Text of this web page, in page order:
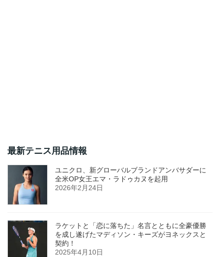
最新テニス用品情報
ユニクロ、新グローバルブランドアンバサダーに
全米OP女王エマ・ラドゥカヌを起用
2026年2月24日
ラケットと「恋に落ちた」名言とともに全豪優勝
を成し遂げたマディソン・キーズがヨネックスと
契約！
2025年4月10日